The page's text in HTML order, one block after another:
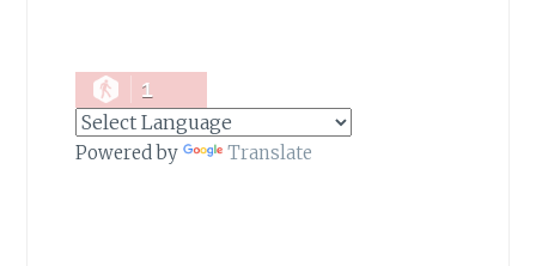
1
Powered by Translate